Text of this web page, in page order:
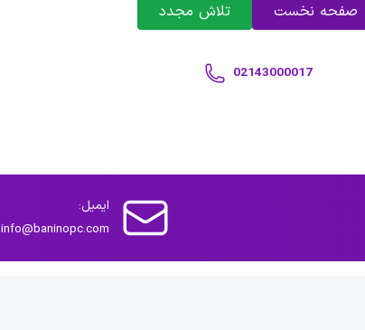
صفحه نخست تلاش مجدد
02143000017
ایمیل:
info@baninopc.com